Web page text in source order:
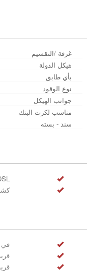
غرفة /التقسيم
هيكل الدولة
بأي طابق
نوع الوقود
جوانب الهيكل
مناسب لكرت البنك
سند - بسته
في